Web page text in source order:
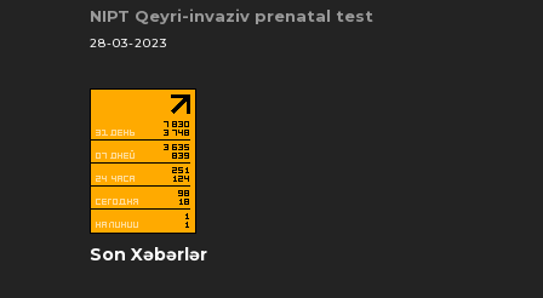
NIPT Qeyri-invaziv prenatal test
28-03-2023
Son Xəbərlər